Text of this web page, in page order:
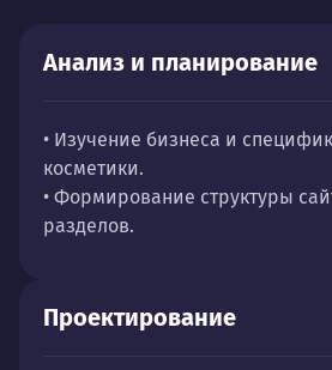
Анализ и планирование
• Изучение бизнеса и
косметики.
• Формирование структуры
разделов.
Проектирование